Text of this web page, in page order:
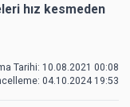
hız kesmeden
Tarihi: 10.08.2021 00:08
04.10.2024 19:53